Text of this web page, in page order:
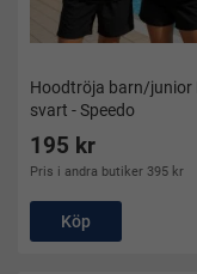
Hoodtröja barn/junior
svart - Speedo
195 kr
Pris i andra butiker 395 kr
Köp